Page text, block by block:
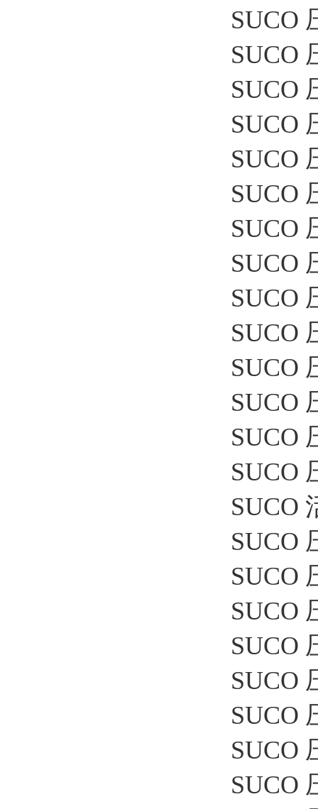
SUCO
SUCO
SUCO
SUCO
SUCO
SUCO
SUCO
SUCO
SUCO
SUCO
SUCO
SUCO
SUCO
SUCO
SUCO
SUCO
SUCO
SUCO
SUCO
SUCO
SUCO
SUCO
SUCO